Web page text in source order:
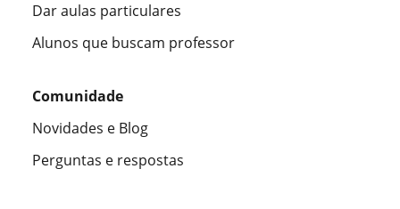
Dar aulas particulares
Alunos que buscam professor
Comunidade
Novidades e Blog
Perguntas e respostas